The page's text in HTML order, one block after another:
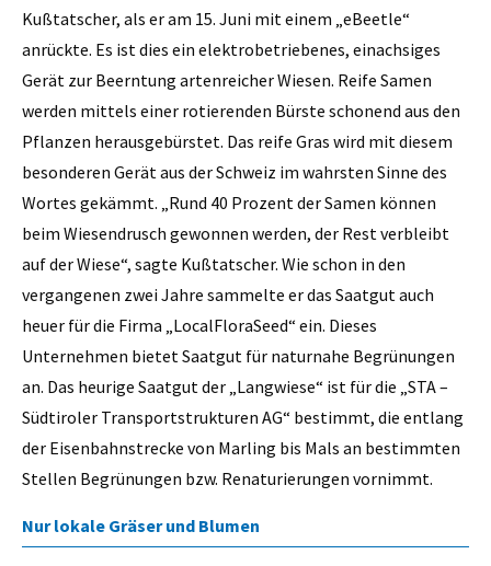
Kußtatscher, als er am 15. Juni mit einem „eBeetle“
anrückte. Es ist dies ein elektrobetriebenes, einachsiges
Gerät zur Beerntung artenreicher Wiesen. Reife Samen
werden mittels einer rotierenden Bürste schonend aus den
Pflanzen herausgebürstet. Das reife Gras wird mit diesem
besonderen Gerät aus der Schweiz im wahrsten Sinne des
Wortes gekämmt. „Rund 40 Prozent der Samen können
beim Wiesendrusch gewonnen werden, der Rest verbleibt
auf der Wiese“, sagte Kußtatscher. Wie schon in den
vergangenen zwei Jahre sammelte er das Saatgut auch
heuer für die Firma „LocalFloraSeed“ ein. Dieses
Unternehmen bietet Saatgut für naturnahe Begrünungen
an. Das heurige Saatgut der „Langwiese“ ist für die „STA –
Südtiroler Transportstrukturen AG“ bestimmt, die entlang
der Eisenbahnstrecke von Marling bis Mals an bestimmten
Stellen Begrünungen bzw. Renaturierungen vornimmt.
Nur lokale Gräser und Blumen